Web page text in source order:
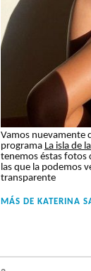
Vamos nuevamente
programa La isla de
tenemos éstas fotos
las que la podemos
transparente
MÁS DE KATERINA